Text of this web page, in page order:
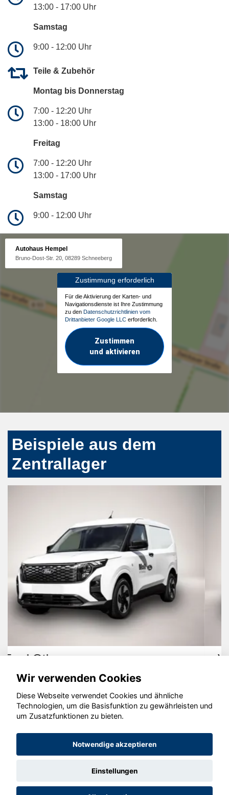
13:00 - 17:00 Uhr
Samstag
9:00 - 12:00 Uhr
Teile & Zubehör
Montag bis Donnerstag
7:00 - 12:20 Uhr
13:00 - 18:00 Uhr
Freitag
7:00 - 12:20 Uhr
13:00 - 17:00 Uhr
Samstag
9:00 - 12:00 Uhr
Autohaus Hempel
Bruno-Dost-Str. 20, 08289 Schneeberg
Zustimmung erforderlich
Für die Aktivierung der Karten- und
Navigationsdienste ist Ihre Zustimmung
zu den Datenschutzrichtlinien vom
Drittanbieter Google LLC erforderlich.
Zustimmen
und aktivieren
Beispiele aus dem
Zentrallager
Volkswagen Crafter
© konjunkturmotor.de GmbH 2020 - 2026
Wir verwenden Cookies
Diese Webseite verwendet Cookies und ähnliche
Technologien, um die Basisfunktion zu gewährleisten und
um Zusatzfunktionen zu bieten.
Notwendige akzeptieren
Einstellungen